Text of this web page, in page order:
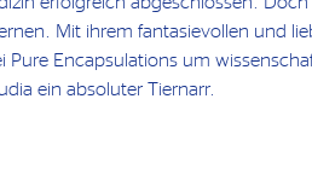
Mit ihrem fantasievollen und
Encapsulations um
ein absoluter Tiernarr.